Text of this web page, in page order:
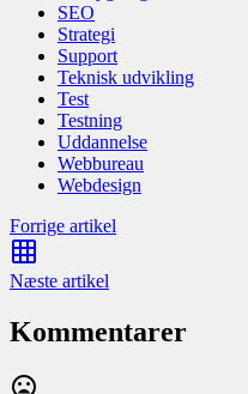
SEO
Strategi
Support
Teknisk udvikling
Test
Testning
Uddannelse
Webbureau
Webdesign
Forrige artikel
Næste artikel
Kommentarer